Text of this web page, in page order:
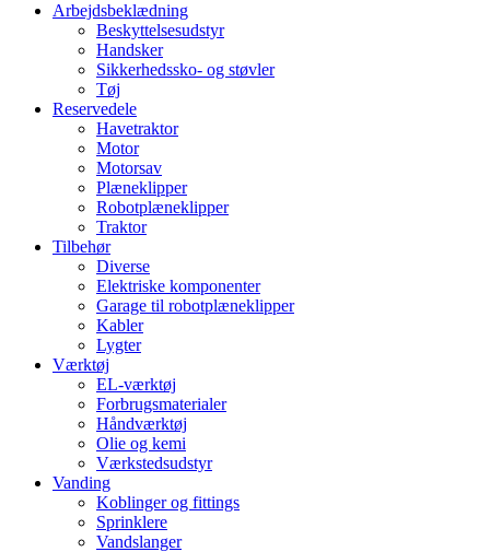
Arbejdsbeklædning
Beskyttelsesudstyr
Handsker
Sikkerhedssko- og støvler
Tøj
Reservedele
Havetraktor
Motor
Motorsav
Plæneklipper
Robotplæneklipper
Traktor
Tilbehør
Diverse
Elektriske komponenter
Garage til robotplæneklipper
Kabler
Lygter
Værktøj
EL-værktøj
Forbrugsmaterialer
Håndværktøj
Olie og kemi
Værkstedsudstyr
Vanding
Koblinger og fittings
Sprinklere
Vandslanger